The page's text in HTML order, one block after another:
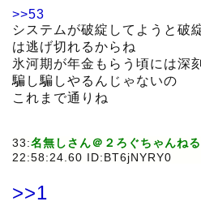
>>53
システムが破綻してようと破
は逃げ切れるからね
氷河期が年金もらう頃には深
騙し騙しやるんじゃないの
これまで通りね
33:名無しさん＠２ろぐちゃんねる
22:58:24.60 ID:BT6jNYRY0
>>1